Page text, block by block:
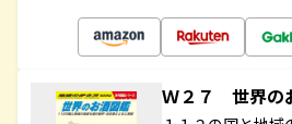
Ｗ２７ 世界の